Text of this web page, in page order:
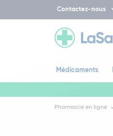
Contactez-nous
Médicaments
Pharmacie en ligne